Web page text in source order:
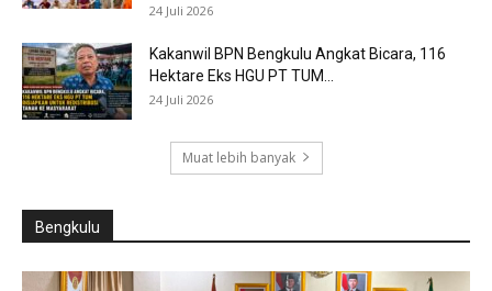
24 Juli 2026
Kakanwil BPN Bengkulu Angkat Bicara, 116
Hektare Eks HGU PT TUM...
24 Juli 2026
Muat lebih banyak
Bengkulu